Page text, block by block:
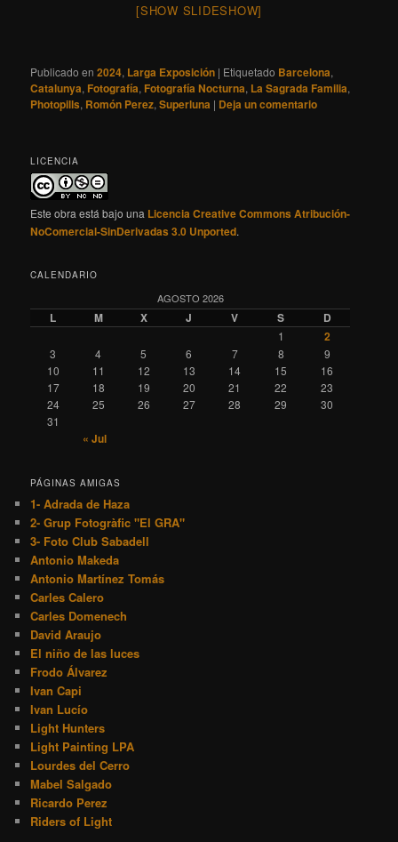
[SHOW SLIDESHOW]
Publicado en 2024, Larga Exposición | Etiquetado Barcelona,
Catalunya, Fotografía, Fotografía Nocturna, La Sagrada Familia,
Photopills, Romón Perez,Superluna | Deja un comentario
LICENCIA
Este obra está bajo una Licencia Creative Commons Atribución-
NoComercial-SinDerivadas 3.0 Unported.
CALENDARIO
AGOSTO 2026
L M X J V S D
1 2
3 4 5 6 7 8
9
10
11 12 13 14 15
16
17
18 19 20 21 22
23
24
25 26 27 28 29
30
31
« Jul
PÁGINAS AMIGAS
1- Adrada de Haza
2- Grup Fotogràfic "El GRA"
3- Foto Club Sabadell
Antonio Makeda
Antonio Martínez Tomás
Carles Calero
Carles Domenech
David Araujo
El niño de las luces
Frodo Álvarez
Ivan Capi
Ivan Lucío
Light Hunters
Light Painting LPA
Lourdes del Cerro
Mabel Salgado
Ricardo Perez
Riders of Light